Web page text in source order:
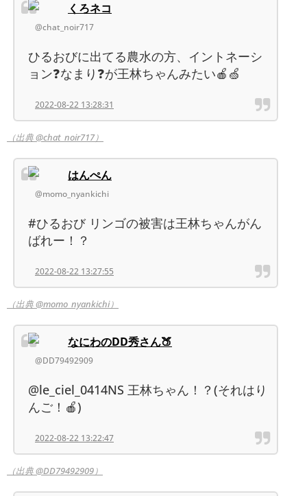
くろネコ
@chat_noir717
ひるおびに出てる農水の方、イントネーシ
ョン❓なまり❓が王林ちゃんみたい🍎🍏
2022-08-22 13:28:31
（出典 @chat_noir717）
はんぺん
@momo_nyankichi
#ひるおび リンゴの被害は王林ちゃんがん
ばれー！？
2022-08-22 13:27:55
（出典 @momo_nyankichi）
なにわのDD秀さん🍑
@DD79492909
@le_ciel_0414NS 王林ちゃん！？(それはり
んご！🍎)
2022-08-22 13:22:47
（出典 @DD79492909）